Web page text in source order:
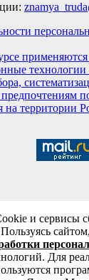
применяются
технологии
территории
и сервисы
Для